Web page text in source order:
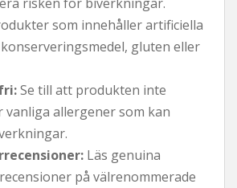
som innehåller artificiella
gluten eller
Se till att produkten inte
vanliga allergener som kan
Läs genuina
på välrenommerade